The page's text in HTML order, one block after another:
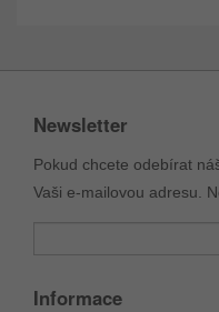
Newsletter
Pokud chcete odebírat
Vaši e-mailovou adresu.
Informace